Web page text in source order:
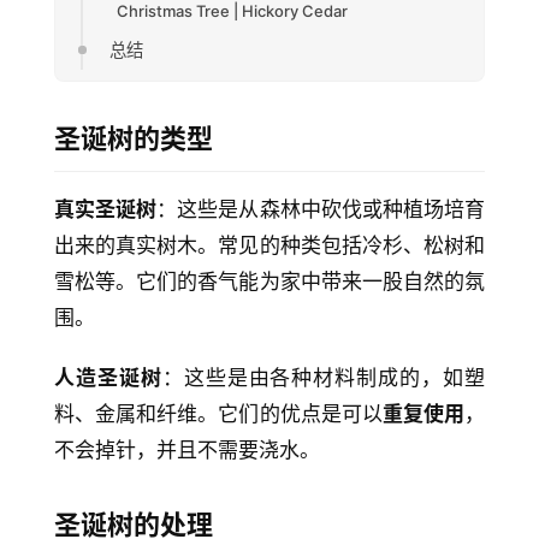
Christmas Tree | Hickory Cedar
总结
圣诞树的类型
真实圣诞树：这些是从森林中砍伐或种植场培育
出来的真实树木。常见的种类包括冷杉、松树和
雪松等。它们的香气能为家中带来一股自然的氛
围。
人造圣诞树 ：这些是由各种材料制成的，如塑
料、金属和纤维。它们的优点是可以重复使用 ，
不会掉针，并且不需要浇水。
圣诞树的处理